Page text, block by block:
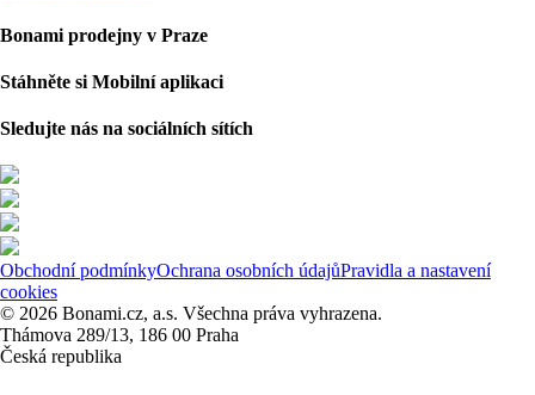
Bonami prodejny v Praze
Stáhněte si Mobilní aplikaci
Sledujte nás na sociálních sítích
Obchodní podmínkyOchrana osobních údajůPravidla a nastavení
cookies
© 2026 Bonami.cz, a.s. Všechna práva vyhrazena.
Thámova 289/13, 186 00 Praha
Česká republika